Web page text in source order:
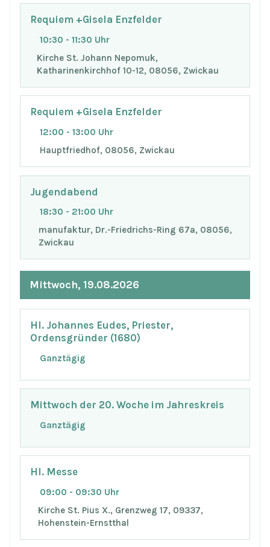
Requiem +Gisela Enzfelder
10:30 - 11:30 Uhr
Kirche St. Johann Nepomuk,
Katharinenkirchhof 10-12, 08056, Zwickau
Requiem +Gisela Enzfelder
12:00 - 13:00 Uhr
Hauptfriedhof, 08056, Zwickau
Jugendabend
18:30 - 21:00 Uhr
manufaktur, Dr.-Friedrichs-Ring 67a, 08056,
Zwickau
Mittwoch, 19.08.2026
Hl. Johannes Eudes, Priester,
Ordensgründer (1680)
Ganztägig
Mittwoch der 20. Woche im Jahreskreis
Ganztägig
Hl. Messe
09:00 - 09:30 Uhr
Kirche St. Pius X., Grenzweg 17, 09337,
Hohenstein-Ernstthal